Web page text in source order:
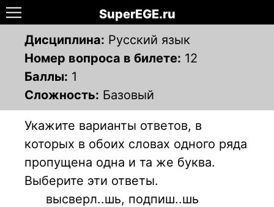
SuperEGE.ru
Дисциплина: Русский язык
Номер вопроса в билете: 12
Баллы: 1
Сложность: Базовый
Укажите варианты ответов, в
которых в обоих словах одного ряда
пропущена одна и та же буква.
Выберите эти ответы.
высверл..шь, подпиш..шь